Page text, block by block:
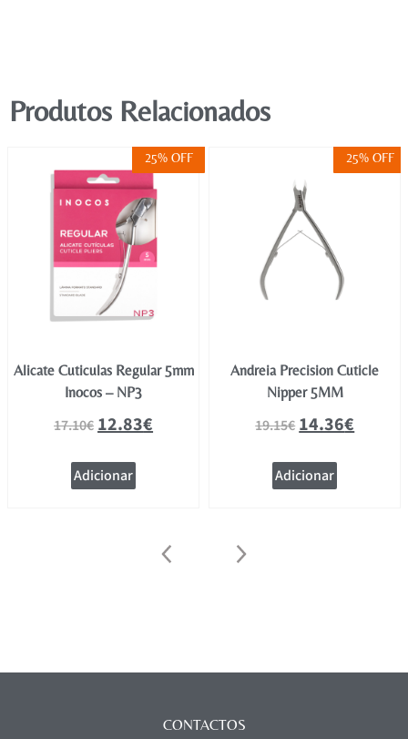
Produtos Relacionados
25% OFF
Alicate Cuticulas Regular 5mm
Inocos – NP3
17.10€12.83€
Adicionar
25% OFF
Andreia Precision Cuticle
Nipper 5MM
19.15€14.36€
Adicionar
CONTACTOS